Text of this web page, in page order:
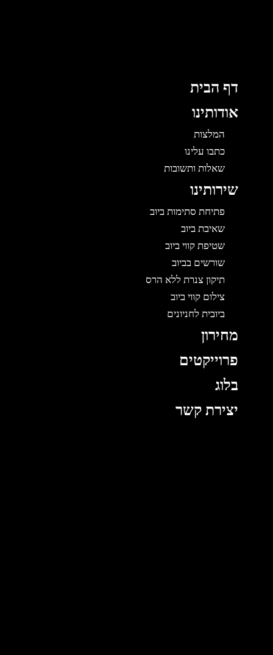
דף הבית
אודותינו
המלצות
כתבו עלינו
שאלות ותשובות
שירותינו
פתיחת סתימות ביוב
שאיבת ביוב
שטיפת קווי ביוב
שורשים בביוב
תיקון צנרת ללא הרס
צילום קווי ביוב
ביובית לחניונים
מחירון
פרוייקטים
בלוג
יצירת קשר